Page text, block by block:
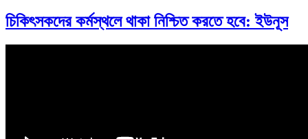
চিকিৎসকদের কর্মস্থলে থাকা নিশ্চিত করতে হবে: ইউনূস